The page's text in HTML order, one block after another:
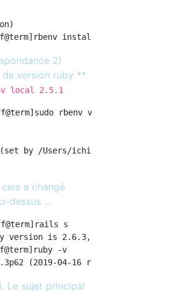
2)
de version ruby **
local 2.5.1
rbenv versions
by /Users/ichikawadaisuke/
a changé
dessus ...
s
version is 2.6.3, but your
-v
Le sujet principal